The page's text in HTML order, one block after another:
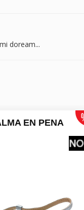
doream...
EN PENA